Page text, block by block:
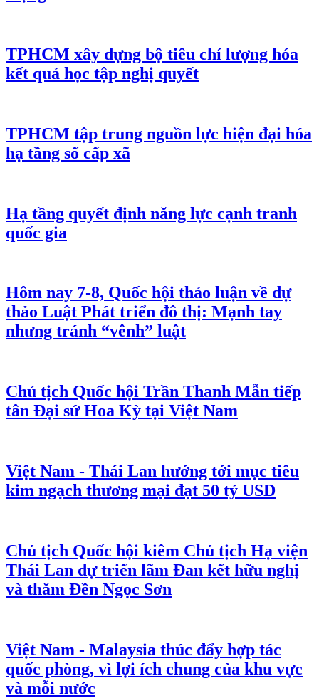
TPHCM xây dựng bộ tiêu chí lượng hóa
kết quả học tập nghị quyết
TPHCM tập trung nguồn lực hiện đại hóa
hạ tầng số cấp xã
Hạ tầng quyết định năng lực cạnh tranh
quốc gia
Hôm nay 7-8, Quốc hội thảo luận về dự
thảo Luật Phát triển đô thị: Mạnh tay
nhưng tránh “vênh” luật
Chủ tịch Quốc hội Trần Thanh Mẫn tiếp
tân Đại sứ Hoa Kỳ tại Việt Nam
Việt Nam - Thái Lan hướng tới mục tiêu
kim ngạch thương mại đạt 50 tỷ USD
Chủ tịch Quốc hội kiêm Chủ tịch Hạ viện
Thái Lan dự triển lãm Đan kết hữu nghị
và thăm Đền Ngọc Sơn
Việt Nam - Malaysia thúc đẩy hợp tác
quốc phòng, vì lợi ích chung của khu vực
và mỗi nước